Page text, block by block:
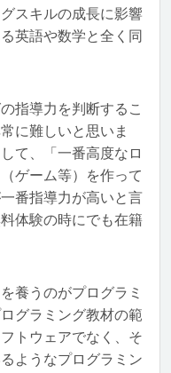
スキルの成長に影響
英語や数学と全く同
指導力を判断するこ
に難しいと思いま
て、「一番高度なロ
ゲーム等）を作って
番指導力が高いと言
体験の時にでも在籍
養うのがプログラミ
グラミング教材の範
トウェアでなく、そ
ようなプログラミン